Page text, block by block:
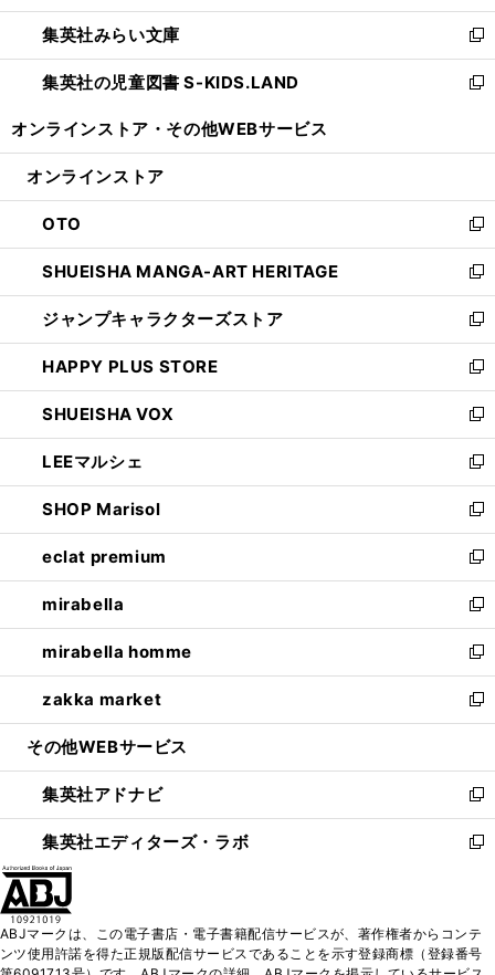
開
く
ウ
で
開
く
ン
ド
ウ
で
ウ
ィ
ン
ド
開
集英社みらい文庫
新
し
い
ン
ウ
で
開
く
集英社の児童図書 S-KIDS.LAND
新
ウ
ン
ド
ウ
で
開
く
オンラインストア・ その他WEBサービス
オンラインストア
OTO
新
し
い
ウ
ィ
ン
ド
ウ
で
開
く
SHUEISHA MANGA-ART HERITAGE
新
し
い
ウ
ィ
ン
ド
ウ
で
開
く
ジャンプキャラクターズストア
新
し
い
ウ
ィ
ン
ド
ウ
で
開
く
HAPPY PLUS STORE
新
し
い
ウ
ィ
ン
ド
ウ
で
開
く
SHUEISHA VOX
新
し
い
ウ
ィ
ン
ド
ウ
で
開
く
LEEマルシェ
新
し
い
ウ
ィ
ン
ド
ウ
で
開
く
SHOP Marisol
新
し
い
ウ
ィ
ン
ド
ウ
で
開
eclat premium
新
し
い
ウ
ィ
ン
ド
ウ
開
く
mirabella
新
し
い
ウ
ィ
ン
ウ
で
開
く
mirabella homme
新
し
い
ウ
ン
ド
ウ
で
zakka market
新
し
ウ
ィ
ン
ド
く
その他WEBサービス
集英社アドナビ
新
し
い
ド
ウ
集英社エディターズ・ラボ
新
ィ
ン
ABJマークは、この電子書店・電子書籍配信サービスが、著作権者からコンテ
ンツ使用許諾を得た正規版配信サービスであることを示す登録商標（登録番号